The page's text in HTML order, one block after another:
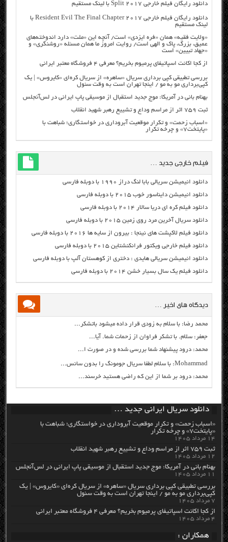
دانلود رایگان فیلم خارجی Split 2017 با لینک مستقیم
دانلود رایگان فیلم خارجی Resident Evil The Final Chapter 2017 با
لینک مستقیم
«ولایت فقیه» همان «فره ایزدی» است/ آنچه این «ملت» دارد اندوخته‌های
عمیق، بزرگ، پاک و الهی است/ روایت امروز ما همان مسئله «روشنگری» و
«جهاد تبیین» است
از کجا اکانت اسپاتیفای پرمیوم بخریم؟ معرفی ۴ فروشگاه معتبر ایرانی
بررسی تطبیقی کپی برداری سریال «ساهره» از سریال کره‌ای «کایروس» | یک
کپی‌برداری مو به مو / اینجا تهران است به وقت سئول
بهنام بانی در آمریکا: موج جدید استقبال از موسیقی پاپ ایرانی در لس‌آنجلس
ثبت ۷۵۹ اثر از مراسم وداع و تشییع رهبر شهید انقلاب
«اسباب زحمت» و تکرار موقعیت آبروداری در خواستگاری؛ شباهت با
«پایتخت۷» و چرخه تکرار
فیلم خارجی جدید …
دانلود انیمیشن سریالی بابا لنگ دراز ۱۹۹۰ با دوبله فارسی
دانلود انیمیشن دایناسور خوب ۲۰۱۵ با دوبله فارسی
دانلود فیلم کره ای دریا سالار ۲۰۱۴ با دوبله فارسی
دانلود سریال آخرین مرد روی زمین ۲۰۱۵ با دوبله فارسی
دانلود فیلم لاکپشت های نینجا : بیرون از سایه ها ۲۰۱۶ با دوبله فارسی
دانلود فیلم خارجی ویکتور فرانکنشتاین ۲۰۱۵ با دوبله فارسی
دانلود انیمیشن سریالی هایدی : دختری از کوهستان آلپ با دوبله فارسی
دانلود فیلم یک سال بسیار خشن ۲۰۱۴ با دوبله فارسی
دیدگاه های اخیر …
محمد رضا: با سلام به زودی قرار داده میشود باتشکر...
جعفر: سلام. با تشکر فراوان از زحمات شما. آیا...
محمد: درود پیشنهاد شما بررسی شده و در صورت ا...
Mohammad: با سلام لطفا سریال جومونگ را بدون سانس...
محمد: درود بر شما از این که راضی هستید خرسند...
دانلود سریال ایرانی جدید …
«اسباب زحمت» و تکرار موقعیت آبروداری در خواستگاری؛ شباهت با
«پایتخت۷» و چرخه تکرار
۱۴ مرداد ۱۴۰۵
ثبت ۷۵۹ اثر از مراسم وداع و تشییع رهبر شهید انقلاب
۱۲ مرداد ۱۴۰۵
بهنام بانی در آمریکا: موج جدید استقبال از موسیقی پاپ ایرانی در لس‌آنجلس
۱۱ مرداد ۱۴۰۵
بررسی تطبیقی کپی برداری سریال «ساهره» از سریال کره‌ای «کایروس» | یک
کپی‌برداری مو به مو / اینجا تهران است به وقت سئول
۷ مرداد ۱۴۰۵
از کجا اکانت اسپاتیفای پرمیوم بخریم؟ معرفی ۴ فروشگاه معتبر ایرانی
۴ مرداد ۱۴۰۵
همکاران :